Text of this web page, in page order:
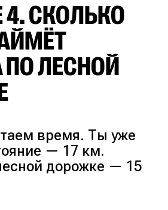
СКОЛЬКО
ЛЕСНОЙ
время. Ты уже
— 17 км.
дорожке — 15